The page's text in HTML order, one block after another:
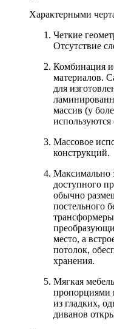
Характерными
Четкие
Отсутствие
Комбинация
материалов.
для
массив (у
используются
Массовое
конструкций.
Максимально
доступного
обычно
постельного
место, а
потолок,
хранения.
Мягкая
пропорциями
из гладких,
диванов